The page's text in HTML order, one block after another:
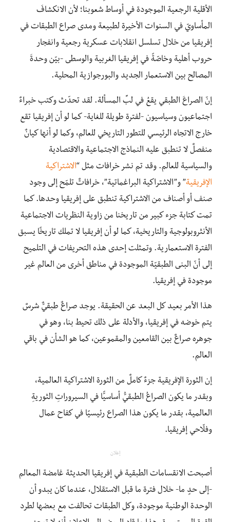
الأقلية الرجعية الموجودة في أوساط شعوبنا؛ لأن الانكشافَ
المأساويّ في السنوات الأخيرة لطبيعة ومدى صراع الطبقات في
إفريقيا من خلال تسلسل انقلابات عسكرية رجعية وانفجار
حروب أهلية وخاصّةً في إفريقيا الغربية والوسطى -بيّن وحدةَ
المصالح بين الاستعمار الجديد والبورجوازية المحلية.
إنّ الصراعَ الطبقي يقعُ في لبِّ المسألة. لقد تحدّث وكتب خبراءٌ
اجتماعيون وسياسيون -لفترة طويلة للغاية- كما لو أن إفريقيا تقع
خارج الاتجاه الرئيسي للتطور التاريخي للعالم، وكما لو أنها كيانٌ
منفصلٌ لا تنطبق عليه النماذج الاجتماعية والاقتصادية
والسياسية للعالم. وقد تم نشر خرافات مثل “الاشتراكية
الإفريقية” و”الاشتراكية البراغماتية”، خرافاتٌ تلمّح إلى وجود
صنف أو أصناف من الاشتراكية تنطبق على إفريقيا وحدها. كما
تمت كتابة جزء كبير من تاريخنا من زاوية النظريات الاجتماعية
الأنثروبولوجية والتاريخية، كما لو أن إفريقيا لا تملك تاريخًا يسبق
الفترة الاستعمارية. وتمثلت إحدى هذه التحريفات في التلميح
إلى أنّ البنى الطبقيّة الموجودة في مناطق أخرى من العالم غير
موجودة في إفريقيا.
هذا الأمر بعيد كل البعد عن الحقيقة. يوجد صراعٌ طبقيٌّ شرسٌ
يتم خوضه في إفريقيا، والأدلة على ذلك تحيط بنا، وهو في
جوهره صراعٌ بين القامعين والمقموعين، كما هو الشأن في باقي
العالم.
إن الثورة الإفريقية جزءٌ كاملٌ من الثورة الاشتراكية العالمية،
وبقدر ما يكون الصراعُ الطبقيُّ أساسيًّا في السيروراتِ الثوريةِ
العالمية، بقدر ما يكون هذا الصراع رئيسيًا في كفاح عمال
وفلّاحي إفريقيا.
إعلان
أصبحت الانقسامات الطبقية في إفريقيا الحديثة غامضة المعالم
-إلى حدٍ ما- خلال فترة ما قبل الاستقلال، عندما كان يبدو أن
الوحدة الوطنية موجودة، وكل الطبقات تحالفت مع بعضها لطرد